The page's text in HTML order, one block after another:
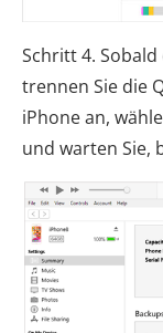
Schritt 4.
trennen Sie die
iPhone an,
und warten Sie,